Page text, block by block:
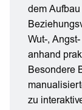
dem Aufbau
Wut-,
anhand
Besondere
zu